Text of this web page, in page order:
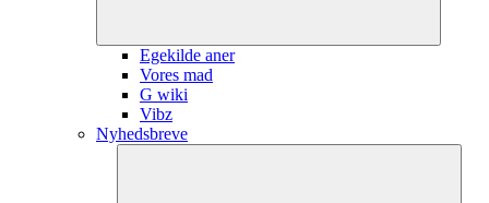
Egekilde aner
Vores mad
G wiki
Vibz
Nyhedsbreve